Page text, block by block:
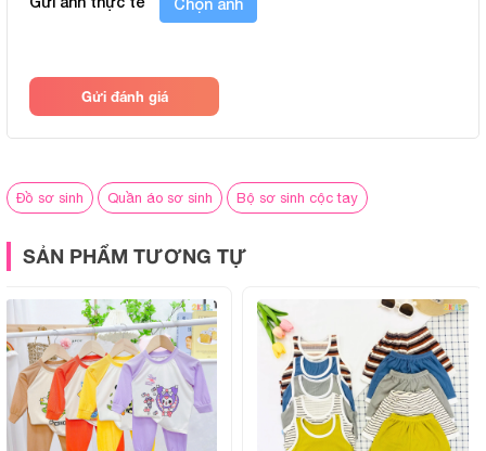
Thiết kế áo cài giữa giúp việc thay đồ và mặc vào cho bé trở
khiến bé khó chịu.
Chất liệu:
Màu sắc & họa tiết:
Gam màu Paster in hình ngộ
trai & bé gái
Độ tuổi phù hợp: Trẻ từ 3 tháng đến 24 tháng
Chọn ảnh
Gửi đánh giá
Đồ sơ sinh Quần áo sơ sinh Bộ sơ sinh cộc tay
SẢN PHẨM TƯƠNG TỰ